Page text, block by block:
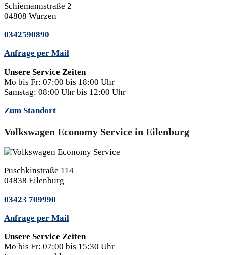
Schiemannstraße 2
04808 Wurzen
0342590890
Anfrage per Mail
Unsere Service Zeiten
Mo bis Fr: 07:00 bis 18:00 Uhr
Samstag: 08:00 Uhr bis 12:00 Uhr
Zum Standort
Volkswagen Economy Service in Eilenburg
Puschkinstraße 114
04838 Eilenburg
03423 709990
Anfrage per Mail
Unsere Service Zeiten
Mo bis Fr: 07:00 bis 15:30 Uhr